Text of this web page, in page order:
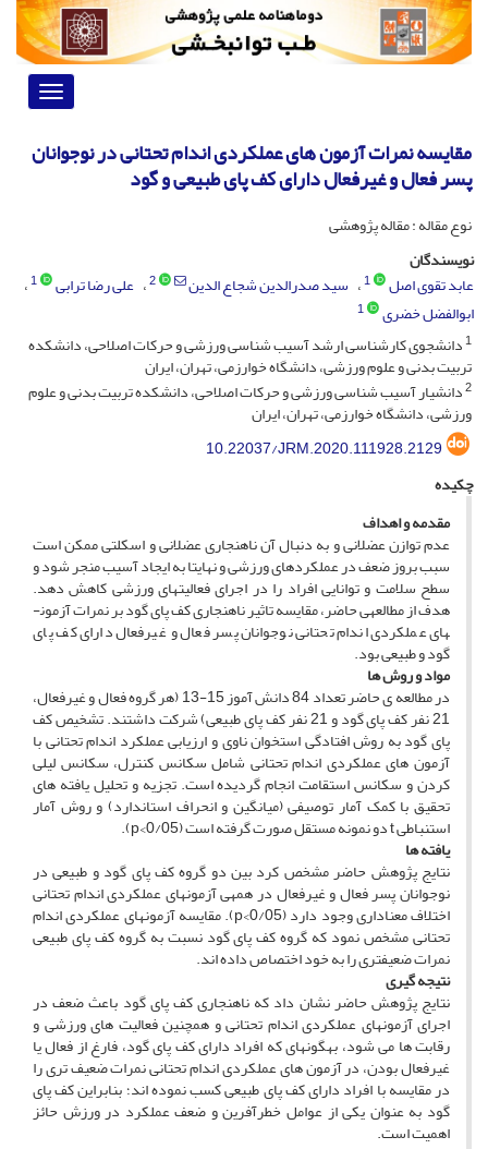
Toggle
مقایسه نمرات آزمون های عملکردی اندام تحتانی در نوجوانان
پسر فعال و غیرفعال دارای کف پای طبیعی و گود
نوع مقاله : مقاله پژوهشی
نویسندگان
عابد تقوی اصل
1 سید صدرالدین شجاع الدین 2 علی رضا ترابی 1
ابوالفضل خضری
1
1دانشجوی کارشناسی ارشد آسیب شناسی ورزشی و حرکات اصلاحی، دانشکده
تربیت بدنی و علوم ورزشی، دانشگاه خوارزمی، تهران، ایران
2دانشیار آسیب شناسی ورزشی و حرکات اصلاحی، دانشکده تربیت بدنی و علوم
ورزشی، دانشگاه خوارزمی، تهران، ایران
10.22037/JRM.2020.111928.2129
چکیده
مقدمه و اهداف
عدم توازن عضلانی و به دنبال آن ناهنجاری عضلانی و اسکلتی ممکن است
سبب بروز ضعف در عملکردهای ورزشی و نهایتا به ایجاد آسیب منجر شود و
سطح سلامت و توانایی افراد را در اجرای فعالیت­های ورزشی کاهش دهد.
هدف از مطالعه­ی حاضر، مقایسه تاثیر ناهنجاری کف پای گود بر نمرات آزمون­
های عملکردی اندام تحتانی نوجوانان پسر فعال و غیر­فعال دارای کف پای
گود و طبیعی بود.
مواد و روش ­ها
در مطالعه­ ی حاضر تعداد 84 دانش ­آموز 15-13 (هر گروه فعال و غیر­فعال،
21 نفر کف پای گود و 21 نفر کف پای طبیعی) شرکت داشتند. تشخیص کف
پای گود به روش افتادگی استخوان ناوی و ارزیابی عملکرد اندام تحتانی با
آزمون­ های عملکردی اندام تحتانی شامل سکانس کنترل، سکانس لی­لی
کردن و سکانس استقامت انجام گردیده است. تجزیه­ و­ تحلیل یافته­ های
تحقیق با کمک آمار توصیفی (میانگین و انحراف استاندارد) و روش آمار
استنباطی t دو نمونه مستقل صورت گرفته است (0/05>p).
یافته ­ها
نتایج پژوهش حاضر مشخص کرد بین دو گروه کف پای گود و طبیعی در
نوجوانان پسر فعال و غیرفعال در همه­ی آزمون­های عملکردی اندام تحتانی
اختلاف معناداری وجود دارد (0/05>p). مقایسه آزمون­های عملکردی اندام
تحتانی مشخص نمود که گروه کف پای گود نسبت به گروه کف پای طبیعی
نمرات ضعیف­تری را به خود اختصاص داده­ اند.
نتیجه­ گیری
نتایج پژوهش حاضر نشان داد که ناهنجاری کف پای گود باعث ضعف در
اجرای آزمون­های عملکردی اندام تحتانی و همچنین فعالیت­ های ورزشی و
رقابت ­ها می­ شود، به­گونه­ای که افراد دارای کف پای گود، فارغ از فعال یا
غیرفعال بودن، در آزمون ­های عملکردی اندام تحتانی نمرات ضعیف ­تری را
در مقایسه با افراد دارای کف پای طبیعی کسب نموده ­اند؛ بنابراین کف پای
گود به­ عنوان یکی از عوامل خطرآفرین و ضعف عملکرد در ورزش حائز
اهمیت است.